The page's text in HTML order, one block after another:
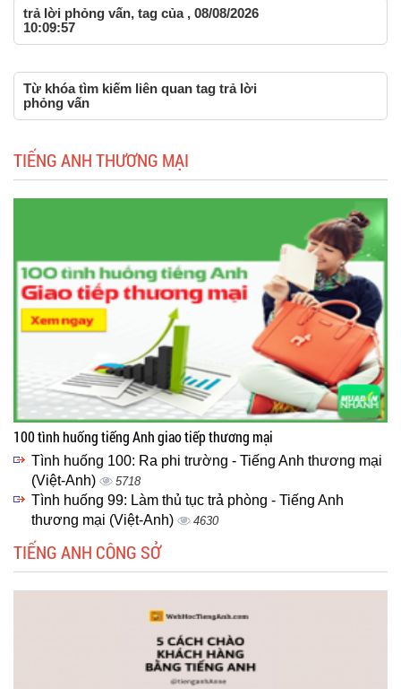
trả lời phỏng vấn, tag của , 08/08/2026
10:09:57
Từ khóa tìm kiếm liên quan tag trả lời
phỏng vấn
TIẾNG ANH THƯƠNG MẠI
100 tình huống tiếng Anh giao tiếp thương mại
Tình huống 100: Ra phi trường - Tiếng Anh thương mại
(Việt-Anh)
5718
Tình huống 99: Làm thủ tục trả phòng - Tiếng Anh
thương mại (Việt-Anh)
4630
TIẾNG ANH CÔNG SỞ